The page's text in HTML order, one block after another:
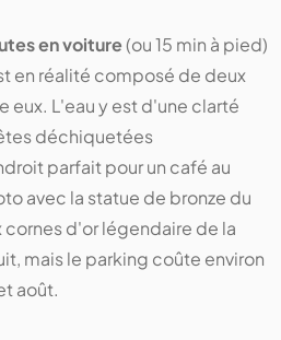
en voiture(ou 15 min à pied)
en réalité composé de deux
eux. L'eau y est d'une clarté
déchiquetées
parfait pour un café au
avec la statue de bronze du
cornes d'or légendaire de la
mais le parking coûte environ
août.